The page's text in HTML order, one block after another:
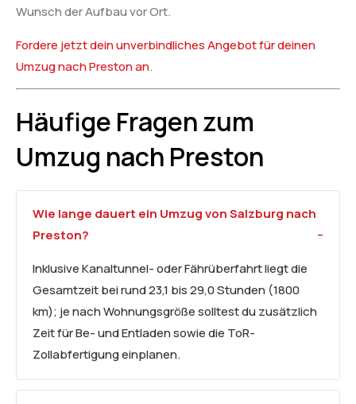
Wunsch der Aufbau vor Ort.
Fordere jetzt dein unverbindliches Angebot für deinen
Umzug nach Preston an.
Häufige Fragen zum
Umzug nach Preston
Wie lange dauert ein Umzug von Salzburg nach
Preston?
Inklusive Kanaltunnel- oder Fährüberfahrt liegt die
Gesamtzeit bei rund 23,1 bis 29,0 Stunden (1800
km); je nach Wohnungsgröße solltest du zusätzlich
Zeit für Be- und Entladen sowie die ToR-
Zollabfertigung einplanen.